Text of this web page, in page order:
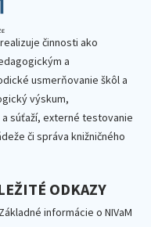
činnosti ako
a
usmerňovanie škôl a
výskum,
súťaží, externé testovanie
či správa knižničného
ODKAZY
Základné informácie o NIVaM